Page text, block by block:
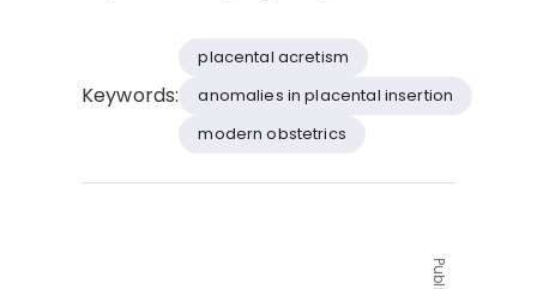
Keywords:
placental acretism
anomalies in placental insertion
modern obstetrics